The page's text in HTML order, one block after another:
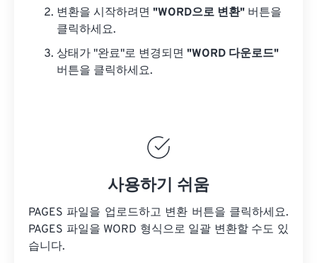
변환을 시작하려면 "WORD으로 변환" 버튼을
클릭하세요.
상태가 "완료"로 변경되면 "WORD 다운로드"
버튼을 클릭하세요.
사용하기 쉬움
PAGES 파일을 업로드하고 변환 버튼을 클릭하세요.
PAGES 파일을 WORD 형식으로 일괄 변환할 수도 있
습니다.